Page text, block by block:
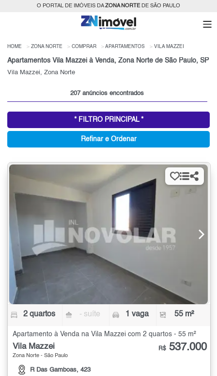
O PORTAL DE IMÓVEIS DAZONA NORTEDE SÃO PAULO
HOME ZONA NORTE COMPRAR APARTAMENTOS VILA MAZZEI
Apartamentos Vila Mazzei à Venda, Zona Norte de São Paulo, SP
Vila Mazzei, Zona Norte
207 anúncios encontrados
* FILTRO PRINCIPAL *
Refinar e Ordenar
2 quartos - suíte 1 vaga 55 m²
Apartamento à Venda na Vila Mazzei com 2 quartos - 55 m²
Vila Mazzei
Zona Norte - São Paulo
R Das Gamboas, 423
R$ 537.000